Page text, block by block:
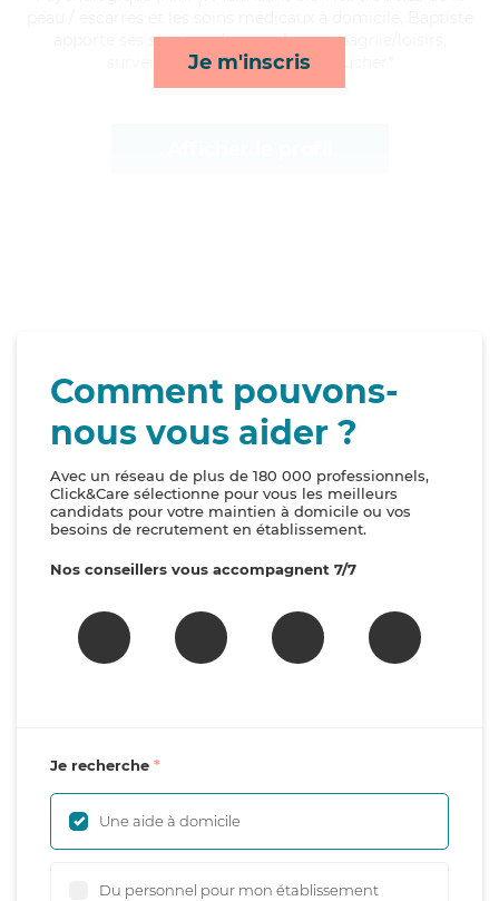
Je m'inscris
apporte ses services de rappels, compagnie/loisirs,
surveillance de nuit et lever/coucher*
Comment pouvons-
nous vous aider ?
Avec un réseau de plus de 180 000 professionnels,
Click&Care sélectionne pour vous les meilleurs
candidats pour votre maintien à domicile ou vos
besoins de recrutement en établissement.
Nos conseillers vous accompagnent 7/7
Je recherche
Une aide à domicile
Du personnel pour mon établissement